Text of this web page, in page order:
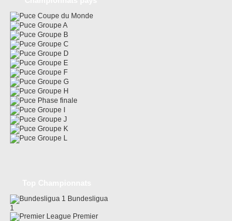
Coupe du Monde
Groupe A
Groupe B
Groupe C
Groupe D
Groupe E
Groupe F
Groupe G
Groupe H
Phase finale
Groupe I
Groupe J
Groupe K
Groupe L
Bundesligua
1
Premier